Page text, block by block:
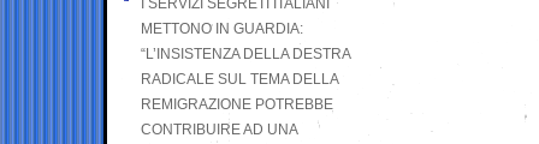
I SERVIZI SEGRETI ITALIANI
METTONO IN GUARDIA:
“L’INSISTENZA DELLA DESTRA
RADICALE SUL TEMA DELLA
REMIGRAZIONE POTREBBE
CONTRIBUIRE AD UNA